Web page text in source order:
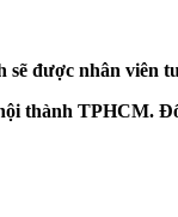
sẽ được nhân viên
thành TPHCM.